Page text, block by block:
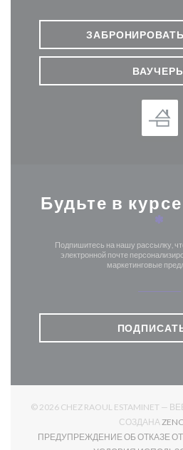
Будьте в
*
Подпишитесь на нашу рассылку,
электронной почте
маркетинговые
© 2026 CHEZ RAOUL ESTAMINET
СОЗДАНА
ПРЕДУПРЕЖДЕНИЕ ОБ ОТКАЗЕ